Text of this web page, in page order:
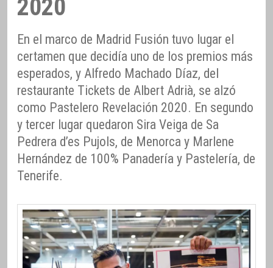
2020
En el marco de Madrid Fusión tuvo lugar el
certamen que decidía uno de los premios más
esperados, y Alfredo Machado Díaz, del
restaurante Tickets de Albert Adrià, se alzó
como Pastelero Revelación 2020. En segundo
y tercer lugar quedaron Sira Veiga de Sa
Pedrera d’es Pujols, de Menorca y Marlene
Hernández de 100% Panadería y Pastelería, de
Tenerife.